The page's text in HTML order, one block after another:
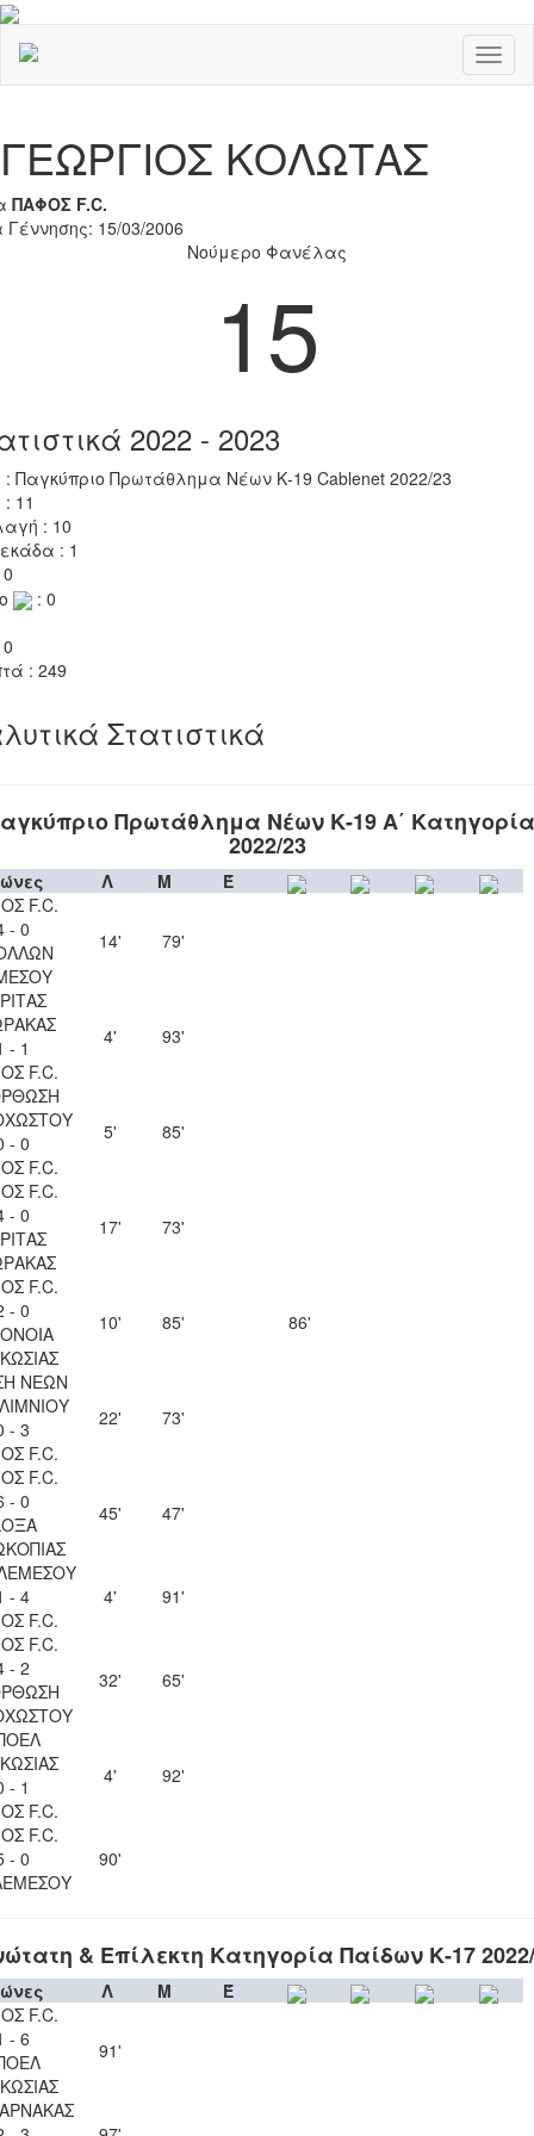
ΓΕΩΡΓΙΟΣ ΚΟΛΩΤΑΣ
ΠΑΦΟΣ F.C.
Γέννησης: 15/03/2006
Νούμερο Φανέλας
15
2022 - 2023
: Παγκύπριο Πρωτάθλημα Νέων Κ-19 Cablenet 2022/23
11
: 10
: 1
: 0
: 249
Στατιστικά
Πρωτάθλημα Νέων Κ-19 Α΄
2022/23
Λ Μ
Έ
F.C.
- 0
14' 79'
- 1
F.C.
4' 93'
- 0
F.C.
5' 85'
F.C.
- 0
17' 73'
F.C.
- 0
10' 85' 86'
ΝΕΩΝ
- 3
F.C.
22' 73'
F.C.
- 0
45' 47'
- 4
F.C.
4'
91'
F.C.
- 2
32' 65'
- 1
F.C.
4' 92'
F.C.
- 0
90'
& Επίλεκτη Κατηγορία Παίδων Κ-17
Λ Μ
Έ
F.C.
- 6
91'